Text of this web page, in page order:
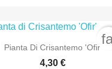
Pianta Di Crisantemo 'Ofir'
4,30 €